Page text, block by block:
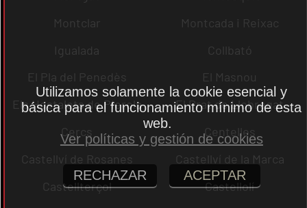
Montclar
Montcada i Reixac
Igualada
Collbató
El Pla del Penedès
El Masnou
Els Hostalets de Pierola
El Prat de Llobregat
Cercs
Centelles
Castellví de Rosanes
Castellví de la Marca
Castellterçol
Castellolí
Utilizamos solamente la cookie esencial y
básica para el funcionamiento mínimo de esta
web.
Ver políticas y gestión de cookies
RECHAZAR ACEPTAR